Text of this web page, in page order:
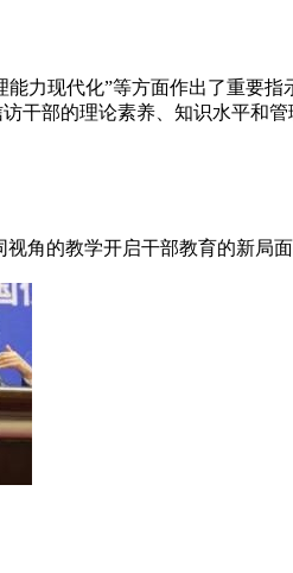
力现代化”等方面作出了重要
干部的理论素养、知识水平和
角的教学开启干部教育的新局面